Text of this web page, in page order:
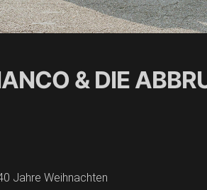
& DIE
Jahre Weihnachten